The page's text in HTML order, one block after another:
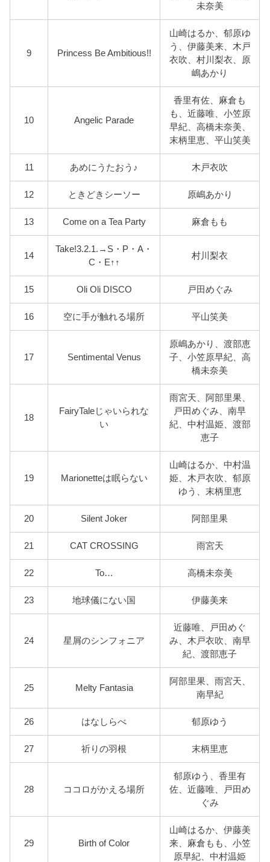
未奈美
9 Princess Be Ambitious!!
山崎はるか、郁原ゆ
う、伊藤美来、木戸
衣吹、村川梨衣、原
嶋あかり
10 Angelic Parade
香里有佐、麻倉も
も、近藤唯、小笠原
早紀、高橋未奈美、
末柄里恵、平山笑美
11 あめにうたおう♪ 木戸衣吹
12 ときどきシーソー 原嶋あかり
13 Come on a Tea Party 麻倉もも
14
Take!3.2.1.→S・P・A・
C・E↑↑
村川梨衣
15 Oli Oli DISCO 戸田めぐみ
16 空に手が触れる場所 平山笑美
17 Sentimental Venus
原嶋あかり、渡部恵
子、小笠原早紀、高
橋未奈美
18
FairyTaleじゃいられな
い
雨宮天、阿部里果、
戸田めぐみ、南早
紀、中村温姫、渡部
恵子
19 Marionetteは眠らない
山崎はるか、中村温
姫、木戸衣吹、郁原
ゆう、末柄里恵
20 Silent Joker 阿部里果
21 CAT CROSSING 雨宮天
22 To… 高橋未奈美
23 地球儀にない国 伊藤美来
24 星屑のシンフォニア
近藤唯、戸田めぐ
み、木戸衣吹、南早
紀、渡部恵子
25 Melty Fantasia
阿部里果、雨宮天、
南早紀
26 はなしらべ 郁原ゆう
27 祈りの羽根 末柄里恵
28 ココロがかえる場所
郁原ゆう、香里有
佐、近藤唯、戸田め
ぐみ
29 Birth of Color
山崎はるか、伊藤美
来、麻倉もも、小笠
原早紀、中村温姫